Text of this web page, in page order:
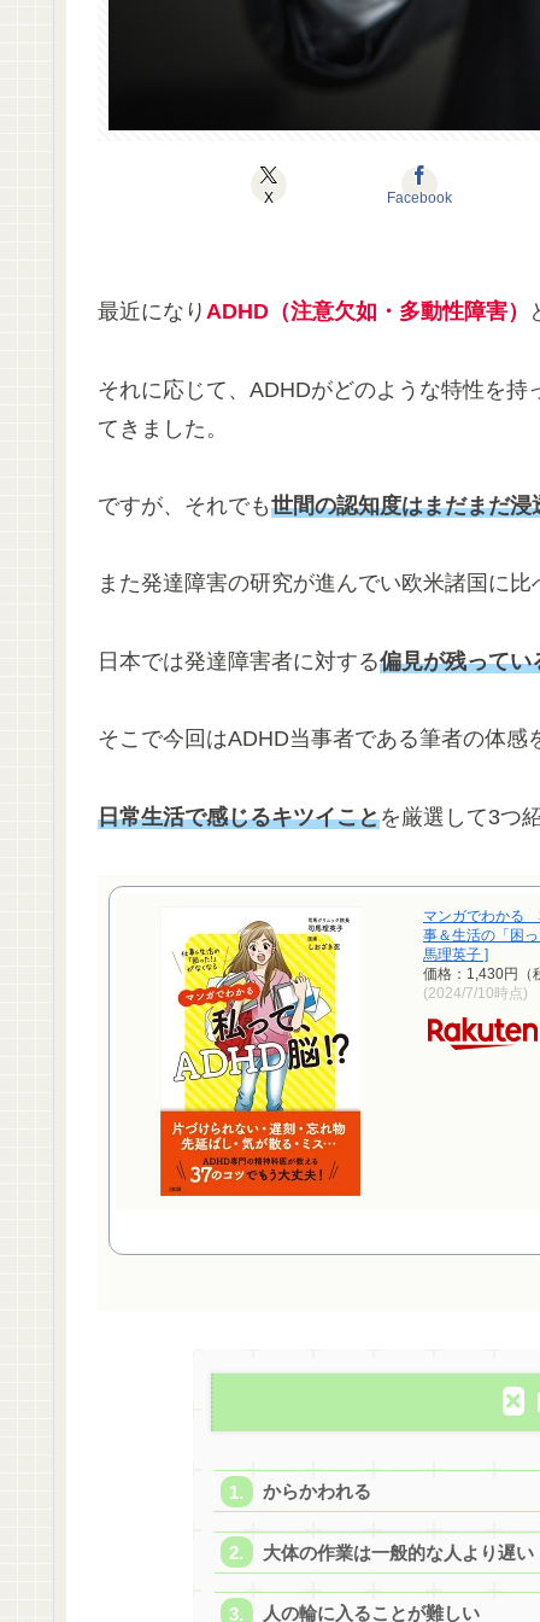
X Facebook
最近になり ADHD（注意欠如・多動性障害）
それに応じて、ADHDがどのような特性を
てきました。
ですが、それでも世間の認知度はまだまだ浸
また発達障害の研究が進んでい欧米諸国に比
日本では発達障害者に対する偏見が残ってい
そこで今回はADHD当事者である筆者の体感
日常生活で感じるキツイことを厳選して3つ
マンガでわかる
事＆生活の「困
馬理英子 ]
価格：1,430円（
(2024/7/10時点)
からかわれる
大体の作業は一般的な人より遅い
人の輪に入ることが難しい